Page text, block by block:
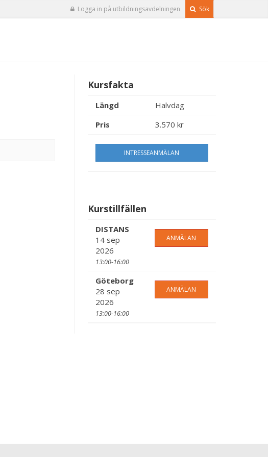
Logga in på utbildningsavdelningen Sök
Kursfakta
Längd
Halvdag
Pris
3.570 kr
INTRESSEANMÄLAN
Kurstillfällen
DISTANS
14 sep
2026
13:00-16:00
ANMÄLAN
Göteborg
28 sep
2026
13:00-16:00
ANMÄLAN